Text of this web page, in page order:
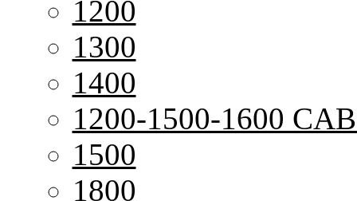
1200
1300
1400
1200-1500-1600
1500
1800